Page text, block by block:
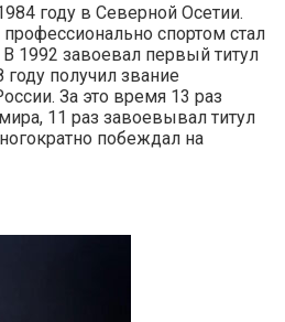
году в Северной Осетии.
спортом стал
1992 завоевал первый титул
получил звание
За это время 13 раз
11 раз завоевывал титул
побеждал на